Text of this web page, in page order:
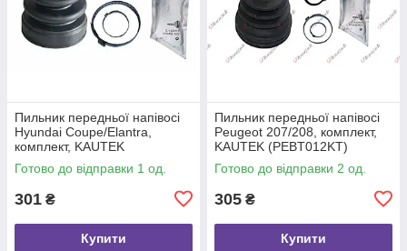
Пильник передньої напівосі
Hyundai Coupe/Elantra,
комплект, KAUTEK
(HYBT014KT)
Готово до відправки 1 од.
301 ₴
Купити
Пильник передньої напівосі
Peugeot 207/208, комплект,
KAUTEK (PEBT012KT)
Готово до відправки 2 од.
305 ₴
Купити